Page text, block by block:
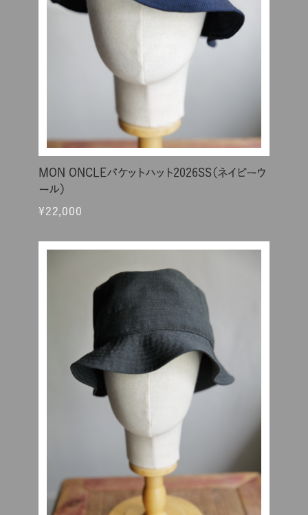
MON ONCLEバケットハット2026SS（ネイビーウ
ール）
¥22,000